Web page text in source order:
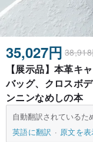
35,027円
【展示品】本革キ
バッグ、クロスボ
ンニンなめしの本
自動翻訳されているた
英語に翻訳
原文を表